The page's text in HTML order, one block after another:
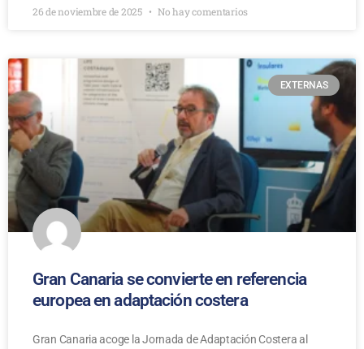
26 de noviembre de 2025 No hay comentarios
EXTERNAS
Gran Canaria se convierte en referencia
europea en adaptación costera
Gran Canaria acoge la Jornada de Adaptación Costera al